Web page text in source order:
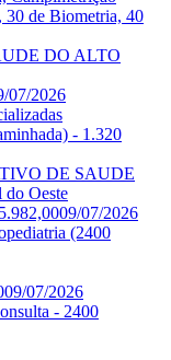
30 de Biometria, 40
DO ALTO
07/2026
- 1.320
DE SAUDE
do Oeste
09/07/2026
(2400
09/07/2026
- 2400